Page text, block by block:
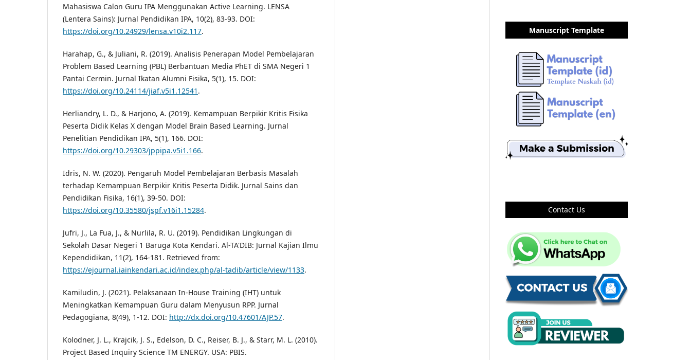
Mahasiswa Calon Guru IPA Menggunakan Active Learning. LENSA
(Lentera Sains): Jurnal Pendidikan IPA, 10(2), 83-93. DOI:
https://doi.org/10.24929/lensa.v10i2.117.
Harahap, G., & Juliani, R. (2019). Analisis Penerapan Model Pembelajaran
Problem Based Learning (PBL) Berbantuan Media PhET di SMA Negeri 1
Pantai Cermin. Jurnal Ikatan Alumni Fisika, 5(1), 15. DOI:
https://doi.org/10.24114/jiaf.v5i1.12541 .
Herliandry, L. D., & Harjono, A. (2019). Kemampuan Berpikir Kritis Fisika
Peserta Didik Kelas X dengan Model Brain Based Learning. Jurnal
Penelitian Pendidikan IPA, 5(1), 166. DOI:
https://doi.org/10.29303/jppipa.v5i1.166.
Idris, N. W. (2020). Pengaruh Model Pembelajaran Berbasis Masalah
terhadap Kemampuan Berpikir Kritis Peserta Didik. Jurnal Sains dan
Pendidikan Fisika, 16(1), 39-50. DOI:
https://doi.org/10.35580/jspf.v16i1.15284.
Jufri, J., La Fua, J., & Nurlila, R. U. (2019). Pendidikan Lingkungan di
Sekolah Dasar Negeri 1 Baruga Kota Kendari. Al-TA'DIB: Jurnal Kajian Ilmu
Kependidikan, 11(2), 164-181. Retrieved from:
https://ejournal.iainkendari.ac.id/index.php/al-tadib/article/view/1133.
Kamiludin, J. (2021). Pelaksanaan In-House Training (IHT) untuk
Meningkatkan Kemampuan Guru dalam Menyusun RPP. Jurnal
Pedagogiana, 8(49), 1-12. DOI: http://dx.doi.org/10.47601/AJP.57.
Kolodner, J. L., Krajcik, J. S., Edelson, D. C., Reiser, B. J., & Starr, M. L. (2010).
Project Based Inquiry Science TM ENERGY. USA: PBIS.
Manuscript Template
Contact Us